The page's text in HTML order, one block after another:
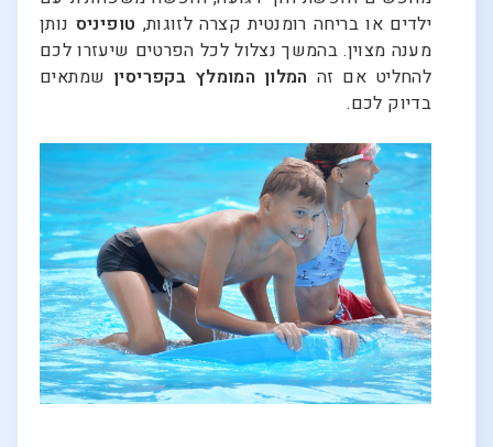
ילדים או בריחה רומנטית קצרה לזוגות, טופיניס נותן
מענה מצוין. בהמשך נצלול לכל הפרטים שיעזרו לכם
להחליט אם זה המלון המומלץ בקפריסין שמתאים
בדיוק לכם.